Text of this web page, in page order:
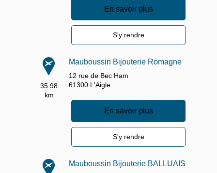
En savoir plus
S'y rendre
35.98
km
Mauboussin Bijouterie Romagne
12 rue de Bec Ham
61300 L'Aigle
En savoir plus
S'y rendre
Mauboussin Bijouterie BALLUAIS